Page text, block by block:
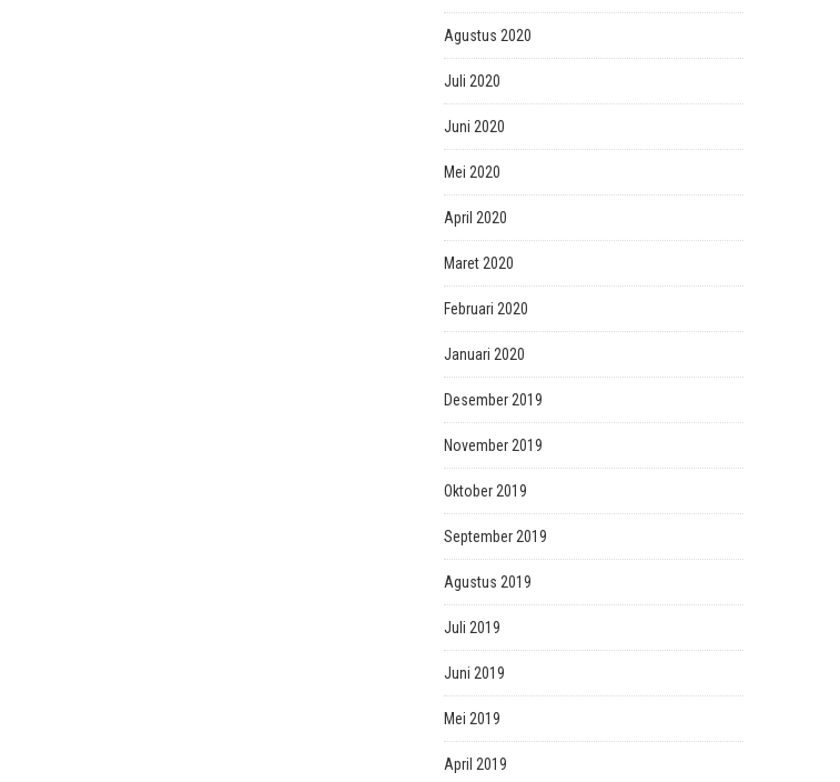
Agustus 2020
Juli 2020
Juni 2020
Mei 2020
April 2020
Maret 2020
Februari 2020
Januari 2020
Desember 2019
November 2019
Oktober 2019
September 2019
Agustus 2019
Juli 2019
Juni 2019
Mei 2019
April 2019